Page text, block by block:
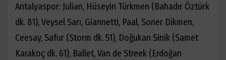
Antalyaspor: Julian, Hüseyin Türkmen (Bahadır Öztürk
dk. 81), Veysel Sarı, Giannetti, Paal, Soner Dikmen,
Ceesay, Safur (Storm dk. 51), Doğukan Sinik (Samet
Karakoç dk. 61), Ballet, Van de Streek (Erdoğan